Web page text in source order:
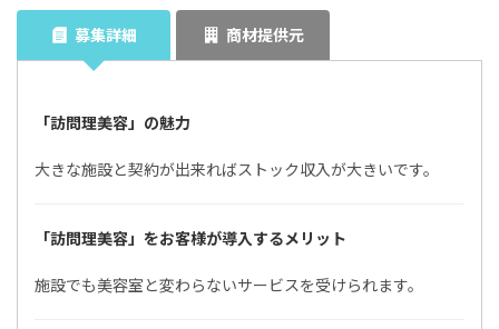
募集詳細 商材提供元
「訪問理美容」の魅力
大きな施設と契約が出来ればストック収入が大きいです。
「訪問理美容」をお客様が導入するメリット
施設でも美容室と変わらないサービスを受けられます。